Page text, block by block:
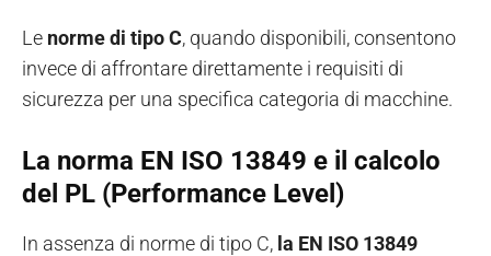
Le norme di tipo C, quando disponibili, consentono
invece di affrontare direttamente i requisiti di
sicurezza per una specifica categoria di macchine.
La norma EN ISO 13849 e il calcolo
del PL (Performance Level)
In assenza di norme di tipo C, la EN ISO 13849